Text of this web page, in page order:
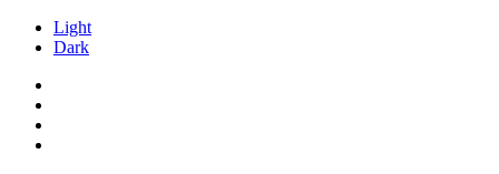
Light
Dark